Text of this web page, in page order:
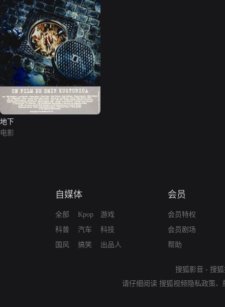
地下
电影
自媒体
全部
科普
国风
Kpop
汽车
搞笑
游戏
科技
出品人
会员
会员特权
会员剧场
帮助
搜狐影音 - 搜
请仔细阅读 搜狐视频隐私政策、